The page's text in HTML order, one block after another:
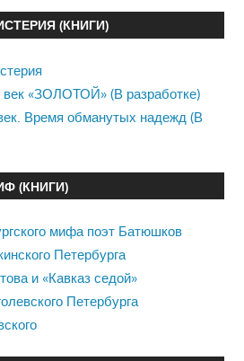
(КНИГИ)
век «ЗОЛОТОЙ» (В разработке)
Время обманутых надежд (В
(КНИГИ)
мифа поэт Батюшков
Петербурга
и «Кавказ седой»
Петербурга